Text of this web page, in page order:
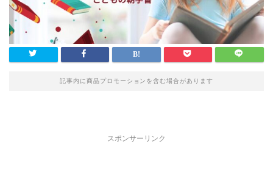
記事内に商品プロモーションを含む場合があります
スポンサーリンク